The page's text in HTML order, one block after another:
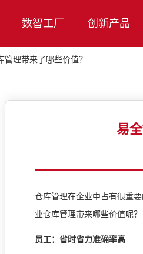
数智工厂 创新产品
理带来了哪些价值？
易
仓库管理在企业中占有很重
业仓库管理带来哪些价值呢？
员工：省时省力准确率高